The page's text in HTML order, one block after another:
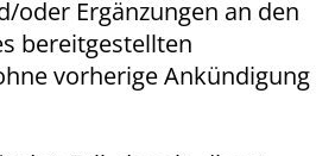
oder Ergänzungen an den
bereitgestellten
vorherige Ankündigung